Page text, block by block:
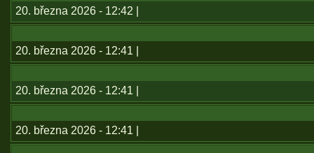
20. března 2026 - 12:42 |
20. března 2026 - 12:41 |
20. března 2026 - 12:41 |
20. března 2026 - 12:41 |